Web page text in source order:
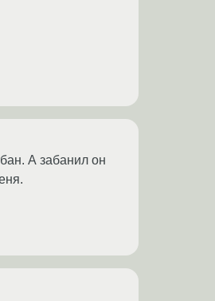
А забанил он